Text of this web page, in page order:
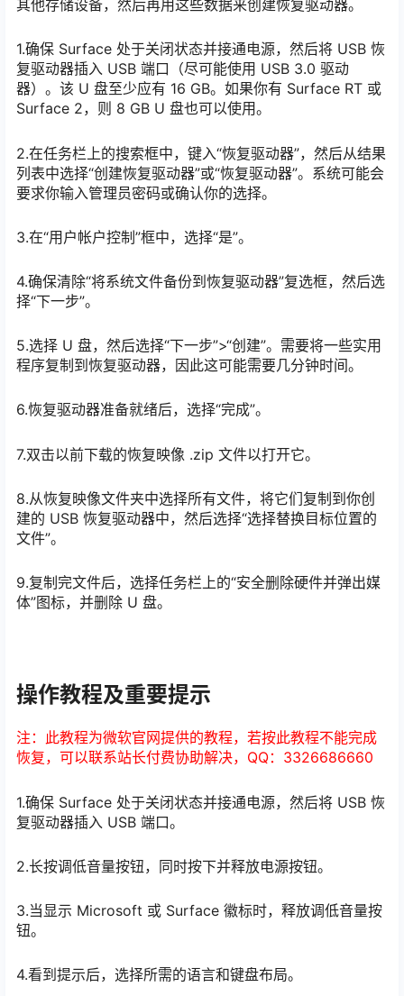
其他存储设备，然后再用这些数据来创建恢复驱动器。
1.确保 Surface 处于关闭状态并接通电源，然后将 USB 恢
复驱动器插入 USB 端口（尽可能使用 USB 3.0 驱动
器）。该 U 盘至少应有 16 GB。如果你有 Surface RT 或
Surface 2，则 8 GB U 盘也可以使用。
2.在任务栏上的搜索框中，键入“恢复驱动器”，然后从结果
列表中选择“创建恢复驱动器”或“恢复驱动器”。系统可能会
要求你输入管理员密码或确认你的选择。
3.在“用户帐户控制”框中，选择“是”。
4.确保清除“将系统文件备份到恢复驱动器”复选框，然后选
择“下一步”。
5.选择 U 盘，然后选择“下一步”>“创建”。需要将一些实用
程序复制到恢复驱动器，因此这可能需要几分钟时间。
6.恢复驱动器准备就绪后，选择“完成”。
7.双击以前下载的恢复映像 .zip 文件以打开它。
8.从恢复映像文件夹中选择所有文件，将它们复制到你创
建的 USB 恢复驱动器中，然后选择“选择替换目标位置的
文件”。
9.复制完文件后，选择任务栏上的“安全删除硬件并弹出媒
体”图标，并删除 U 盘。
操作教程及重要提示
注：此教程为微软官网提供的教程，若按此教程不能完成
恢复，可以联系站长付费协助解决，QQ：3326686660
1.确保 Surface 处于关闭状态并接通电源，然后将 USB 恢
复驱动器插入 USB 端口。
2.长按调低音量按钮，同时按下并释放电源按钮。
3.当显示 Microsoft 或 Surface 徽标时，释放调低音量按
钮。
4.看到提示后，选择所需的语言和键盘布局。